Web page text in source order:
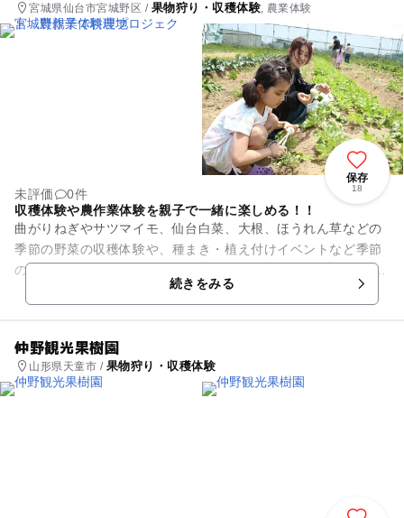
宮城県仙台市宮城野区 / 果物狩り・収穫体験, 農業体験
保存
18
未評価
0件
収穫体験や農作業体験を親子で一緒に楽しめる！！
曲がりねぎやサツマイモ、仙台白菜、大根、ほうれん草などの
季節の野菜の収穫体験や、種まき・植え付けイベントなど季節
の野菜の栽培と収穫を親子で体験できます！ また、５月には
『田植え』・10月には稲...続きをみる
仲野観光果樹園
山形県天童市 / 果物狩り・収穫体験